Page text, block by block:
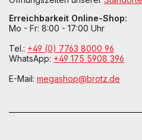
Erreichbarkeit Online-Shop:
Mo - Fr: 8:00 - 17:00 Uhr
Tel.: +49 (0) 7763 8000 96
WhatsApp: +49 175 5908 396
E-Mail: megashop@brotz.de